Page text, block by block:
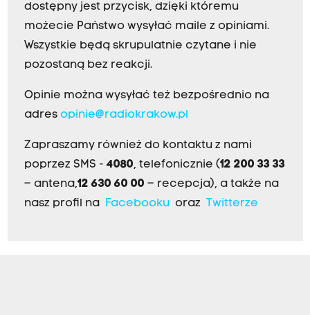
dostępny jest przycisk, dzięki któremu
możecie Państwo wysyłać maile z opiniami.
Wszystkie będą skrupulatnie czytane i nie
pozostaną bez reakcji.
Opinie można wysyłać też bezpośrednio na
adres opinie@radiokrakow.pl
Zapraszamy również do kontaktu z nami
poprzez SMS - 4080, telefonicznie (12 200 33 33
– antena,12 630 60 00 – recepcja), a także na
nasz profil na
Facebookuoraz Twitterze